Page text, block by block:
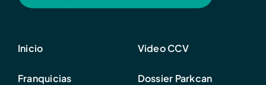
Inicio
Franquicias
Video CCV
Dossier Parkcan